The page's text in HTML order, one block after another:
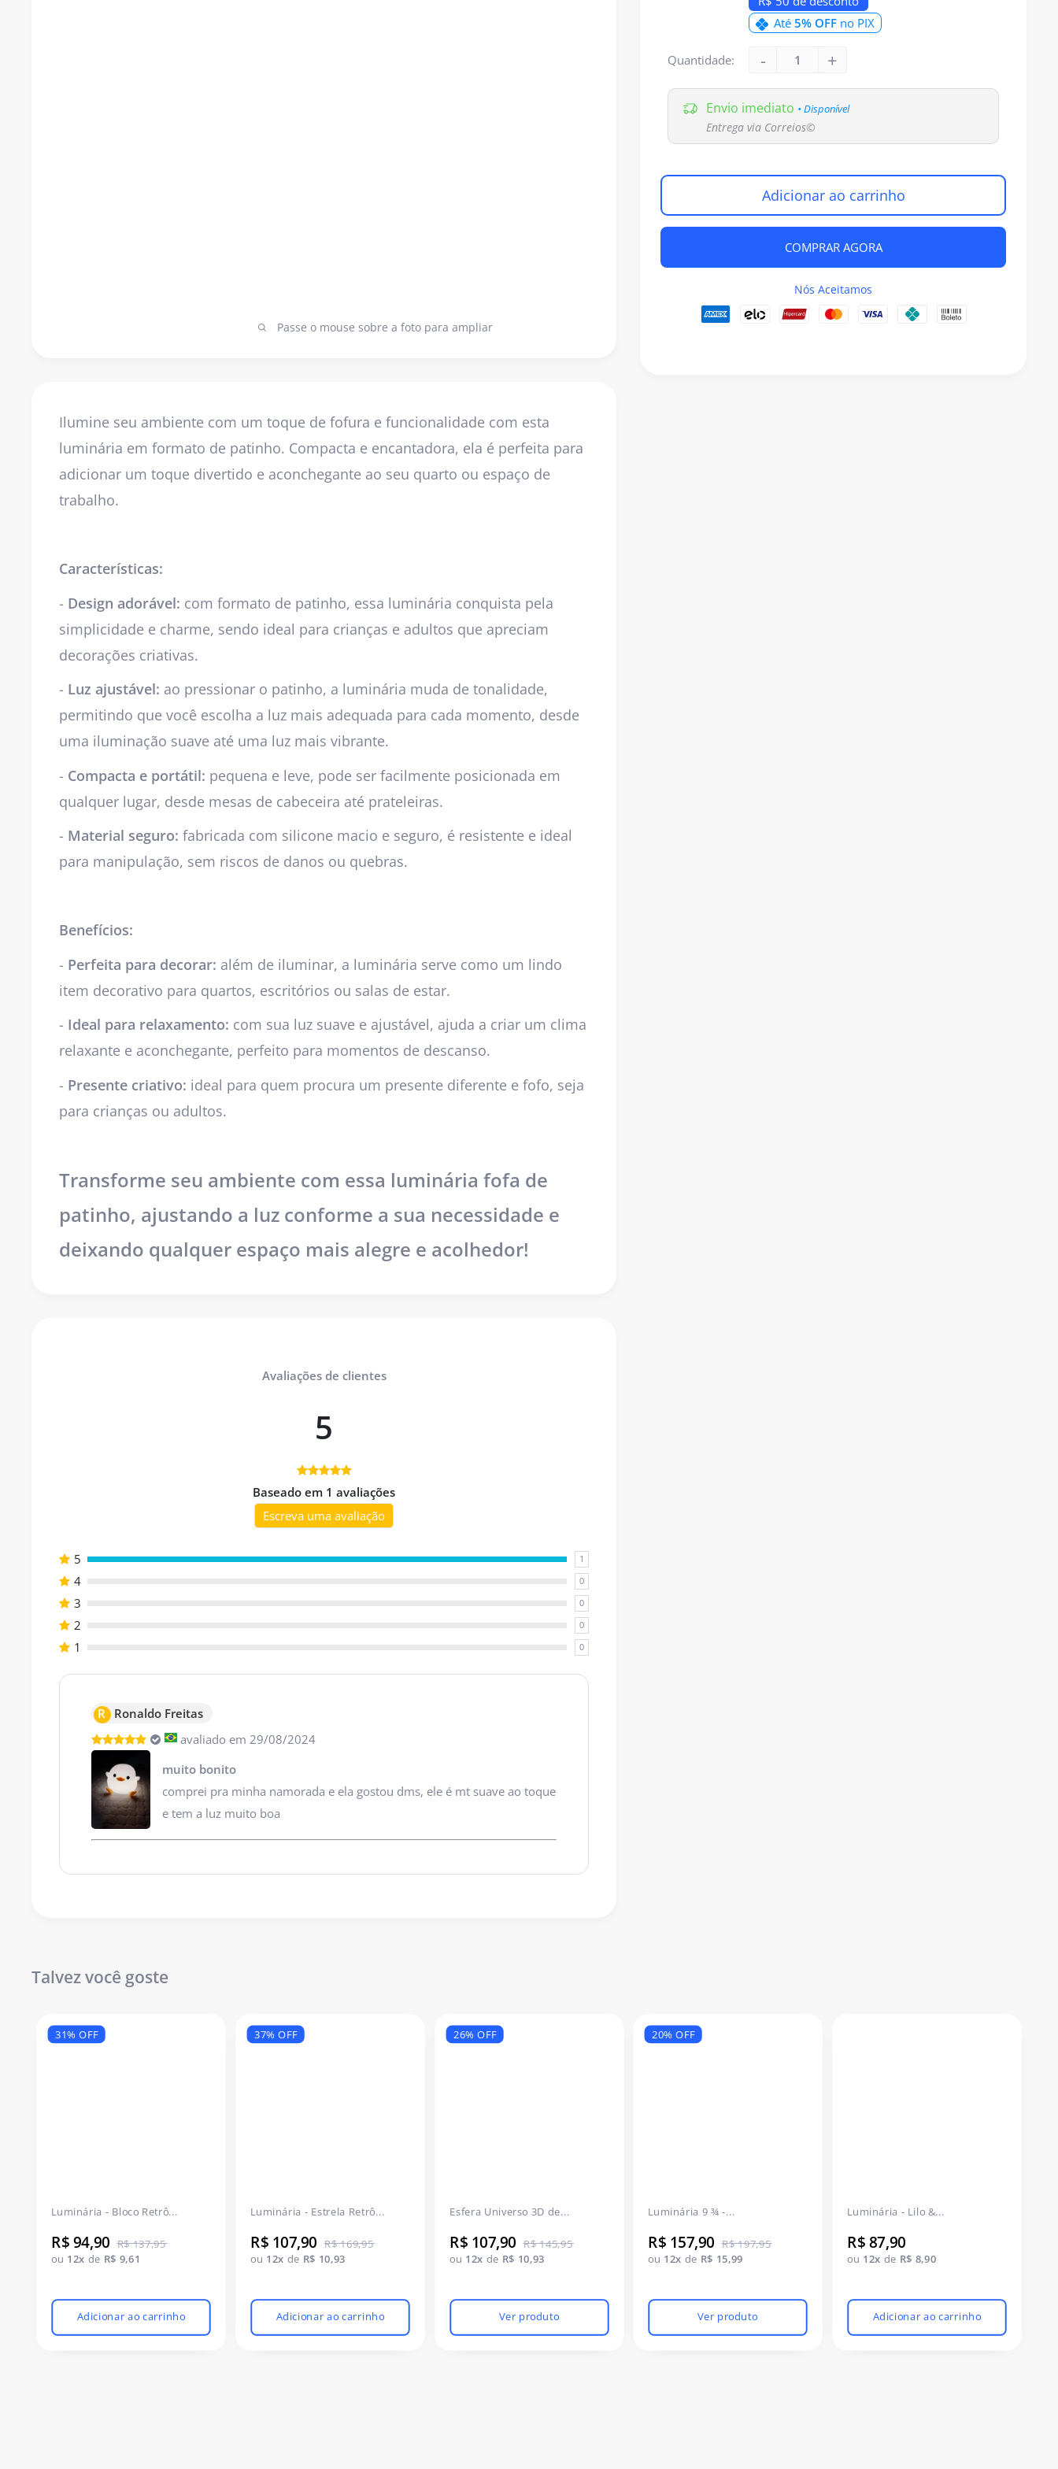
Passe o mouse sobre a foto para ampliar
Até5% OFF no PIX
Quantidade:
Envio imediato • Disponível
Entrega via Correios©
Adicionar ao carrinho
COMPRAR AGORA
Nós Aceitamos
Ilumine seu ambiente com um toque de fofura e funcionalidade com esta
luminária em formato de patinho. Compacta e encantadora, ela é perfeita para
adicionar um toque divertido e aconchegante ao seu quarto ou espaço de
trabalho.
Características:
- Design adorável: com formato de patinho, essa luminária conquista pela
simplicidade e charme, sendo ideal para crianças e adultos que apreciam
decorações criativas.
- Luz ajustável: ao pressionar o patinho, a luminária muda de tonalidade,
permitindo que você escolha a luz mais adequada para cada momento, desde
uma iluminação suave até uma luz mais vibrante.
- Compacta e portátil: pequena e leve, pode ser facilmente posicionada em
qualquer lugar, desde mesas de cabeceira até prateleiras.
- Material seguro: fabricada com silicone macio e seguro, é resistente e ideal
para manipulação, sem riscos de danos ou quebras.
Benefícios:
- Perfeita para decorar: além de iluminar, a luminária serve como um lindo
item decorativo para quartos, escritórios ou salas de estar.
- Ideal para relaxamento: com sua luz suave e ajustável, ajuda a criar um clima
relaxante e aconchegante, perfeito para momentos de descanso.
- Presente criativo: ideal para quem procura um presente diferente e fofo, seja
para crianças ou adultos.
Transforme seu ambiente com essa luminária fofa de
patinho, ajustando a luz conforme a sua necessidade e
deixando qualquer espaço mais alegre e acolhedor!
Avaliações de clientes
5
Baseado em 1 avaliações
Escreva uma avaliação
5 1
4 0
3 0
2 0
1 0
R Ronaldo Freitas
avaliado em 29/08/2024
muito bonito
comprei pra minha namorada e ela gostou dms, ele é mt suave ao toque
e tem a luz muito boa
Talvez você goste
31% OFF
Luminária - Bloco Retrô...
R$ 94,90 R$ 137,95
ou 12x de R$ 9,61
Adicionar ao carrinho
37% OFF
Luminária - Estrela Retrô...
R$ 107,90 R$ 169,95
ou 12x de R$ 10,93
Adicionar ao carrinho
26% OFF
Esfera Universo 3D de...
R$ 107,90 R$ 145,95
ou 12x de R$ 10,93
Ver produto
20% OFF
Luminária 9 ¾ -...
R$ 157,90 R$ 197,95
ou 12x de R$ 15,99
Ver produto
Luminária - Lilo &...
R$ 87,90
ou 12x de R$ 8,90
Adicionar ao carrinho